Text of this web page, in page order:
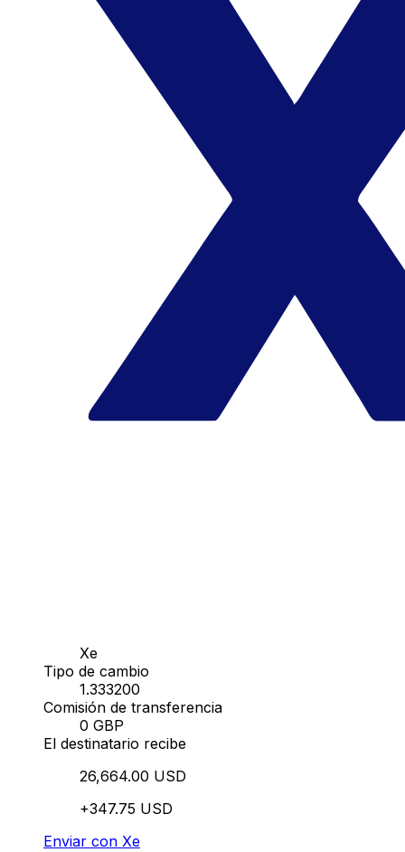
Xe
Tipo de cambio
1.333200
Comisión de transferencia
0 GBP
El destinatario recibe
26,664.00 USD
+347.75 USD
Enviar con Xe